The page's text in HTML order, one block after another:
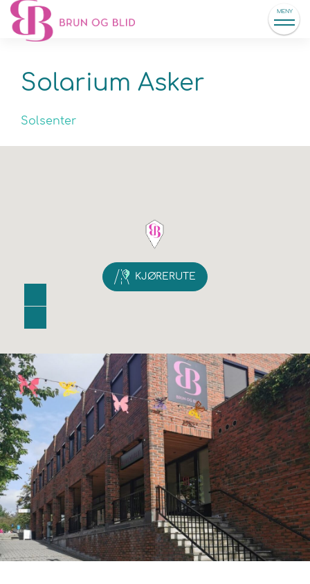
MENY
Solarium Asker
Solsenter
KJØRERUTE